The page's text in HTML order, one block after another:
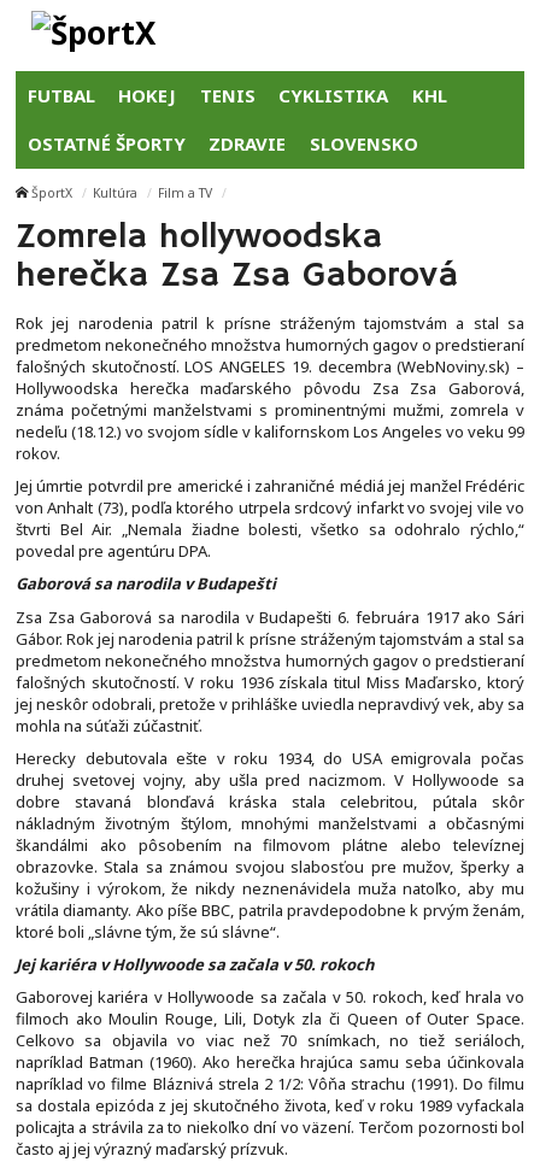
FUTBAL HOKEJ TENIS CYKLISTIKA KHL
OSTATNÉ ŠPORTY ZDRAVIE SLOVENSKO
ŠportX Kultúra Film a TV
Zomrela hollywoodska
herečka Zsa Zsa Gaborová
Rok jej narodenia patril k prísne stráženým tajomstvám a stal sa
predmetom nekonečného množstva humorných gagov o predstieraní
falošných skutočností. LOS ANGELES 19. decembra (WebNoviny.sk) –
Hollywoodska herečka maďarského pôvodu Zsa Zsa Gaborová,
známa početnými manželstvami s prominentnými mužmi, zomrela v
nedeľu (18.12.) vo svojom sídle v kalifornskom Los Angeles vo veku 99
rokov.
Jej úmrtie potvrdil pre americké i zahraničné médiá jej manžel Frédéric
von Anhalt (73), podľa ktorého utrpela srdcový infarkt vo svojej vile vo
štvrti Bel Air. „Nemala žiadne bolesti, všetko sa odohralo rýchlo,“
povedal pre agentúru DPA.
Gaborová sa narodila v Budapešti
Zsa Zsa Gaborová sa narodila v Budapešti 6. februára 1917 ako Sári
Gábor. Rok jej narodenia patril k prísne stráženým tajomstvám a stal sa
predmetom nekonečného množstva humorných gagov o predstieraní
falošných skutočností. V roku 1936 získala titul Miss Maďarsko, ktorý
jej neskôr odobrali, pretože v prihláške uviedla nepravdivý vek, aby sa
mohla na súťaži zúčastniť.
Herecky debutovala ešte v roku 1934, do USA emigrovala počas
druhej svetovej vojny, aby ušla pred nacizmom. V Hollywoode sa
dobre stavaná blonďavá kráska stala celebritou, pútala skôr
nákladným životným štýlom, mnohými manželstvami a občasnými
škandálmi ako pôsobením na filmovom plátne alebo televíznej
obrazovke. Stala sa známou svojou slabosťou pre mužov, šperky a
kožušiny i výrokom, že nikdy neznenávidela muža natoľko, aby mu
vrátila diamanty. Ako píše BBC, patrila pravdepodobne k prvým ženám,
ktoré boli „slávne tým, že sú slávne“.
Jej kariéra v Hollywoode sa začala v 50. rokoch
Gaborovej kariéra v Hollywoode sa začala v 50. rokoch, keď hrala vo
filmoch ako Moulin Rouge, Lili, Dotyk zla či Queen of Outer Space.
Celkovo sa objavila vo viac než 70 snímkach, no tiež seriáloch,
napríklad Batman (1960). Ako herečka hrajúca samu seba účinkovala
napríklad vo filme Bláznivá strela 2 1/2: Vôňa strachu (1991). Do filmu
sa dostala epizóda z jej skutočného života, keď v roku 1989 vyfackala
policajta a strávila za to niekoľko dní vo väzení. Terčom pozornosti bol
často aj jej výrazný maďarský prízvuk.